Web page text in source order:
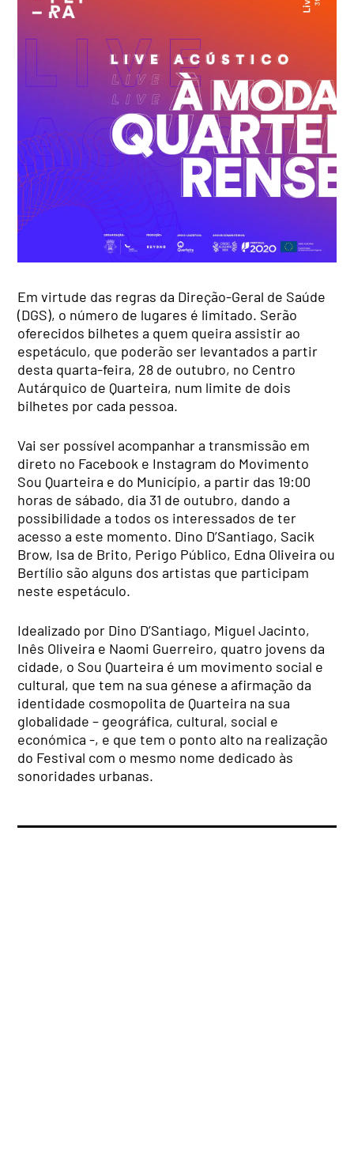
Em virtude das regras da Direção-Geral de Saúde
(DGS), o número de lugares é limitado. Serão
oferecidos bilhetes a quem queira assistir ao
espetáculo, que poderão ser levantados a partir
desta quarta-feira, 28 de outubro, no Centro
Autárquico de Quarteira, num limite de dois
bilhetes por cada pessoa.
Vai ser possível acompanhar a transmissão em
direto no Facebook e Instagram do Movimento
Sou Quarteira e do Município, a partir das 19:00
horas de sábado, dia 31 de outubro, dando a
possibilidade a todos os interessados de ter
acesso a este momento. Dino D’Santiago, Sacik
Brow, Isa de Brito, Perigo Público, Edna Oliveira ou
Bertílio são alguns dos artistas que participam
neste espetáculo.
Idealizado por Dino D’Santiago, Miguel Jacinto,
Inês Oliveira e Naomi Guerreiro, quatro jovens da
cidade, o Sou Quarteira é um movimento social e
cultural, que tem na sua génese a afirmação da
identidade cosmopolita de Quarteira na sua
globalidade – geográfica, cultural, social e
económica -, e que tem o ponto alto na realização
do Festival com o mesmo nome dedicado às
sonoridades urbanas.